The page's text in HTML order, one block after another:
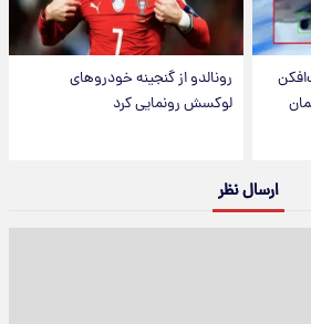
رونالدو از گنجینه خودروهای
لوکسش رونمایی کرد
ارسال نظر